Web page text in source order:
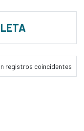
registros coincidentes